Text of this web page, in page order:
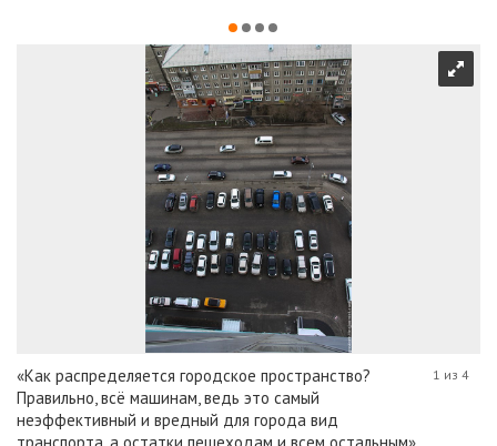
«Как распределяется городское пространство?
Правильно, всё машинам, ведь это самый
неэффективный и вредный для города вид
1 из 4